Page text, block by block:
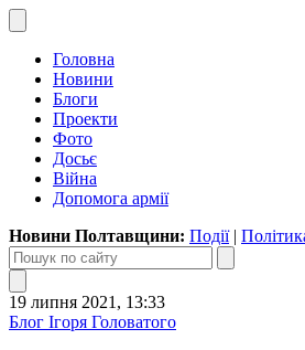
Головна
Новини
Блоги
Проекти
Фото
Досьє
Війна
Допомога армії
Новини Полтавщини: Події|
19 липня 2021, 13:33
Блог Ігоря Головатого